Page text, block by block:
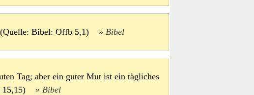
(Quelle: Bibel: Offb 5,1) Bibel
Tag; aber ein guter Mut ist ein tägliches
15,15)
Bibel